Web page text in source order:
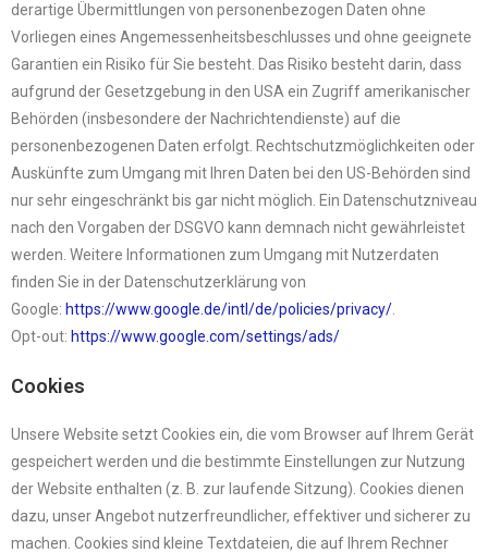
derartige Übermittlungen von personenbezogen Daten ohne
Vorliegen eines Angemessenheitsbeschlusses und ohne geeignete
Garantien ein Risiko für Sie besteht. Das Risiko besteht darin, dass
aufgrund der Gesetzgebung in den USA ein Zugriff amerikanischer
Behörden (insbesondere der Nachrichtendienste) auf die
personenbezogenen Daten erfolgt. Rechtschutzmöglichkeiten oder
Auskünfte zum Umgang mit Ihren Daten bei den US-Behörden sind
nur sehr eingeschränkt bis gar nicht möglich. Ein Datenschutzniveau
nach den Vorgaben der DSGVO kann demnach nicht gewährleistet
werden. Weitere Informationen zum Umgang mit Nutzerdaten
finden Sie in der Datenschutzerklärung von
Google: https://www.google.de/intl/de/policies/privacy/
Opt-out: https://www.google.com/settings/ads/
Cookies
Unsere Website setzt Cookies ein, die vom Browser auf Ihrem Gerät
gespeichert werden und die bestimmte Einstellungen zur Nutzung
der Website enthalten (z. B. zur laufende Sitzung). Cookies dienen
dazu, unser Angebot nutzerfreundlicher, effektiver und sicherer zu
machen. Cookies sind kleine Textdateien, die auf Ihrem Rechner